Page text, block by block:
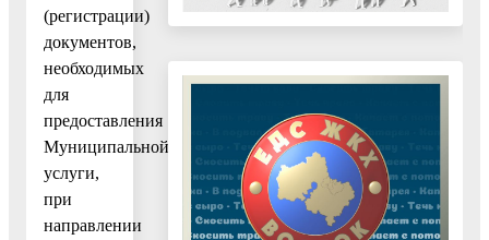
(регистрации)
документов,
необходимых
для
предоставления
Муниципальной
услуги,
при
направлении